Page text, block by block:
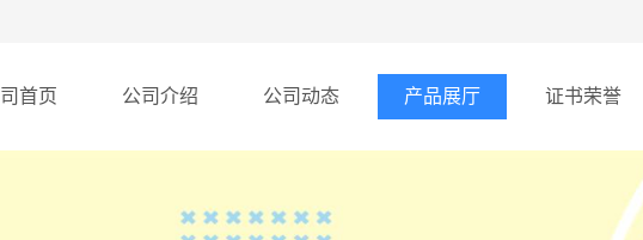
首页 公司介绍 公司动态 产品展厅 证书荣誉